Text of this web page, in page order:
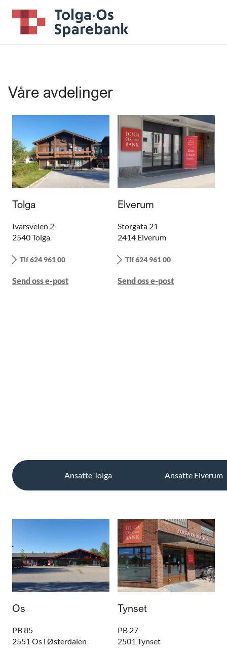
Våre avdelinger
Tolga
Ivarsveien 2
2540 Tolga
Tlf 624 961 00
Send oss e-post
Ansatte Tolga
Elverum
Storgata 21
2414 Elverum
Tlf 624 961 00
Send oss e-post
Ansatte Elverum
Os
PB 85
2551 Os i Østerdalen
Tynset
PB 27
2501 Tynset